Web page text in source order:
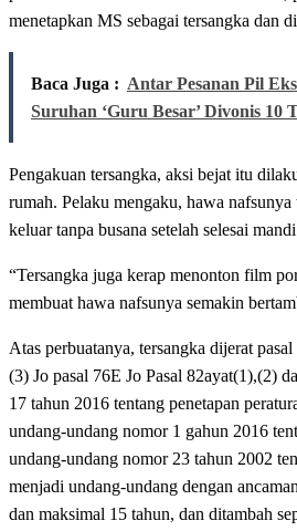
menetapkan MS sebagai tersangka dan
Baca Juga : Antar Pesanan Pil
Suruhan ‘Guru Besar’ Divonis 10
Pengakuan tersangka, aksi bejat itu
rumah. Pelaku mengaku, hawa
keluar tanpa busana setelah selesai
“Tersangka juga kerap menonton film
membuat hawa nafsunya semakin
Atas perbuatanya, tersangka dijerat
(3) Jo pasal 76E Jo Pasal 82ayat(1),(2)
17 tahun 2016 tentang penetapan
undang-undang nomor 1 gahun 2016
undang-undang nomor 23 tahun 2002
menjadi undang-undang dengan
dan maksimal 15 tahun, dan ditambah